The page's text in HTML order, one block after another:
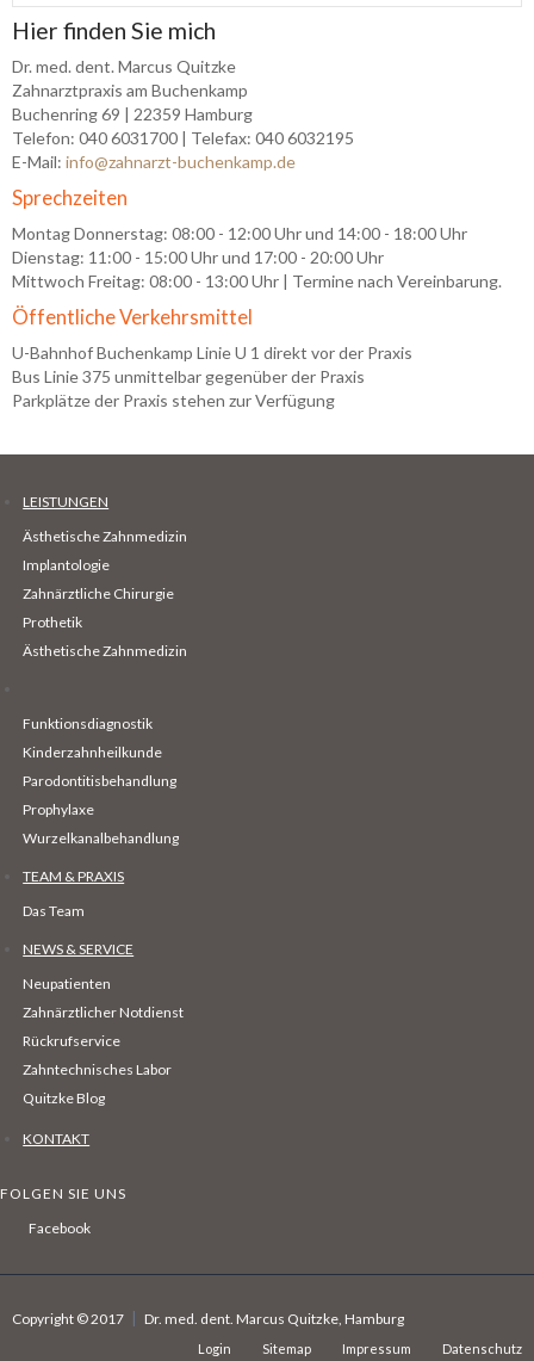
Hier finden Sie mich
Dr. med. dent. Marcus Quitzke
Zahnarztpraxis am Buchenkamp
Buchenring 69 | 22359 Hamburg
Telefon: 040 6031700 | Telefax: 040 6032195
E-Mail: info@zahnarzt-buchenkamp.de
Sprechzeiten
Montag Donnerstag: 08:00 - 12:00 Uhr und 14:00 - 18:00 Uhr
Dienstag: 11 :00 - 15:00 Uhr und 17:00 - 20:00 Uhr
Mittwoch Freitag: 08:00 - 13:00 Uhr | Termine nach Vereinbarung.
Öffentliche Verkehrsmittel
U-Bahnhof Buchenkamp Linie U 1 direkt vor der Praxis
Bus Linie 375 unmittelbar gegenüber der Praxis
Parkplätze der Praxis stehen zur Verfügung
LEISTUNGEN
Ästhetische Zahnmedizin
Implantologie
Zahnärztliche Chirurgie
Prothetik
Ästhetische Zahnmedizin
Funktionsdiagnostik
Kinderzahnheilkunde
Parodontitisbehandlung
Prophylaxe
Wurzelkanalbehandlung
TEAM & PRAXIS
Das Team
NEWS & SERVICE
Neupatienten
Zahnärztlicher Notdienst
Rückrufservice
Zahntechnisches Labor
Quitzke Blog
KONTAKT
FOLGEN SIE UNS
Facebook
Copyright © 2017 Dr. med. dent. Marcus Quitzke, Hamburg
Login Sitemap Impressum Datenschutz